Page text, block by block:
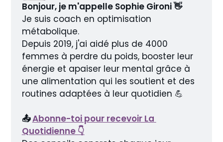
Bonjour, je m'appelle Sophie Gironi 👋
Je suis coach en optimisation
métabolique.
Depuis 2019, j'ai aidé plus de 4000
femmes à perdre du poids, booster leur
énergie et apaiser leur mental grâce à
une alimentation qui les soutient et des
routines adaptées à leur quotidien 💪
📤 Abonne-toi pour recevoir La
Quotidienne 👇